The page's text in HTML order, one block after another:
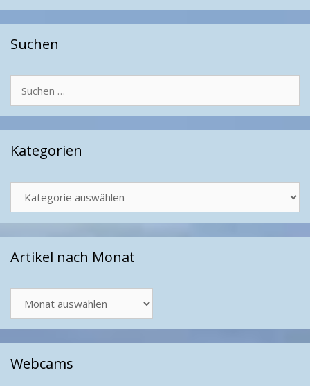
Suchen
Suchen
nach:
Kategorien
Artikel nach Monat
nach
Monat
Webcams